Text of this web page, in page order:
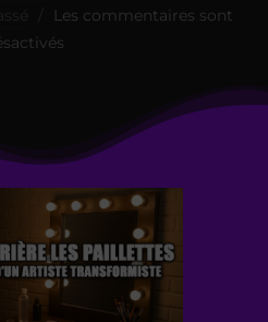
Les commentaires sont